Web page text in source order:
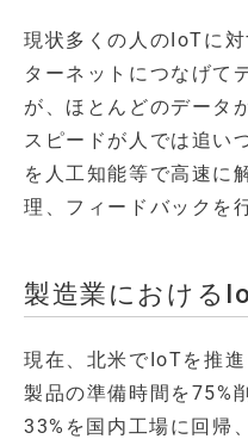
現状多くの人のIoTに
ターネットにつなげて
が、ほとんどのデータ
スピードが人では追い
を人工知能等で高速に
理、フィードバックを
製造業における
現在、北米でIoTを推
製品の準備時間を75%
33%を国内工場に回帰